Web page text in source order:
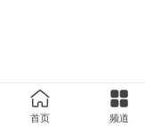
首页 频道